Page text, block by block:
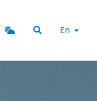
En